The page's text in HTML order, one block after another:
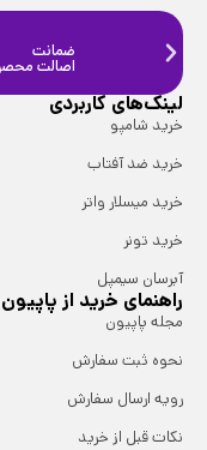
ضمانت
اصالت
لینک‌های کاربردی
خرید شامپو
خرید ضد آفتاب
خرید میسلار واتر
خرید تونر
آبرسان سیمپل
راهنمای خرید از پاپیون
مجله پاپیون
نحوه ثبت سفارش
رویه ارسال سفارش
نکات قبل از خرید